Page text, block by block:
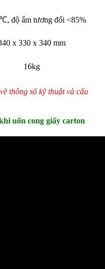
độ ẩm tương đối <85%
x 330 x 340 mm
16kg
thông số kỹ thuật và cấu
uốn cong giấy carton